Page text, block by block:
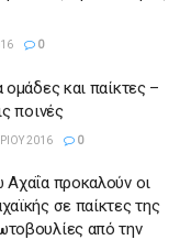
0
και παίκτες –
ποινές
2016 0
Αχαΐα προκαλούν οι
σε παίκτες της
από την